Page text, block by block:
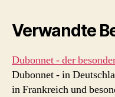
Verwandte
Dubonnet - der
Dubonnet - in
in Frankreich und